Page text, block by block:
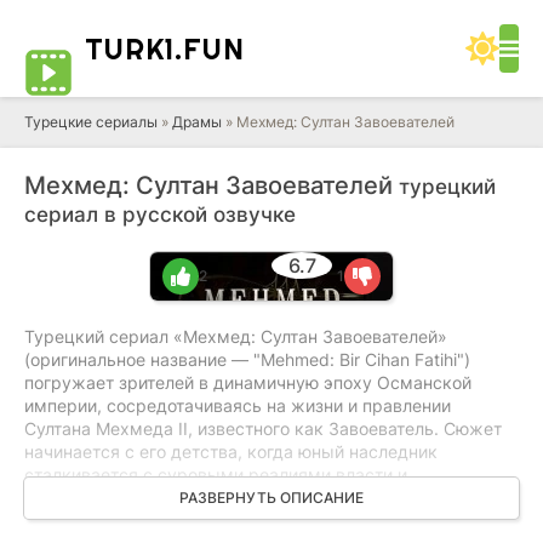
TURK1.FUN
Турецкие сериалы » Драмы » Мехмед: Султан Завоевателей
Мехмед: Султан Завоевателей турецкий
сериал в русской озвучке
6.7
2 1
Турецкий сериал «Мехмед: Султан Завоевателей»
(оригинальное название — "Mehmed: Bir Cihan Fatihi")
погружает зрителей в динамичную эпоху Османской
империи, сосредотачиваясь на жизни и правлении
Султана Мехмеда II, известного как Завоеватель. Сюжет
начинается с его детства, когда юный наследник
сталкивается с суровыми реалиями власти и
ответственности. Мехмед, обучаясь военному искусству
и искусству управления, постепенно формирует свое
РАЗВЕРНУТЬ ОПИСАНИЕ